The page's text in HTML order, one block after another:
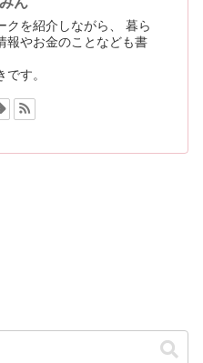
クを紹介しながら、 暮ら
報やお金のことなども書
す。